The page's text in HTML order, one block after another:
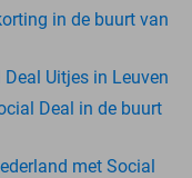
in de buurt van
Uitjes in Leuven
Deal in de buurt
met Social